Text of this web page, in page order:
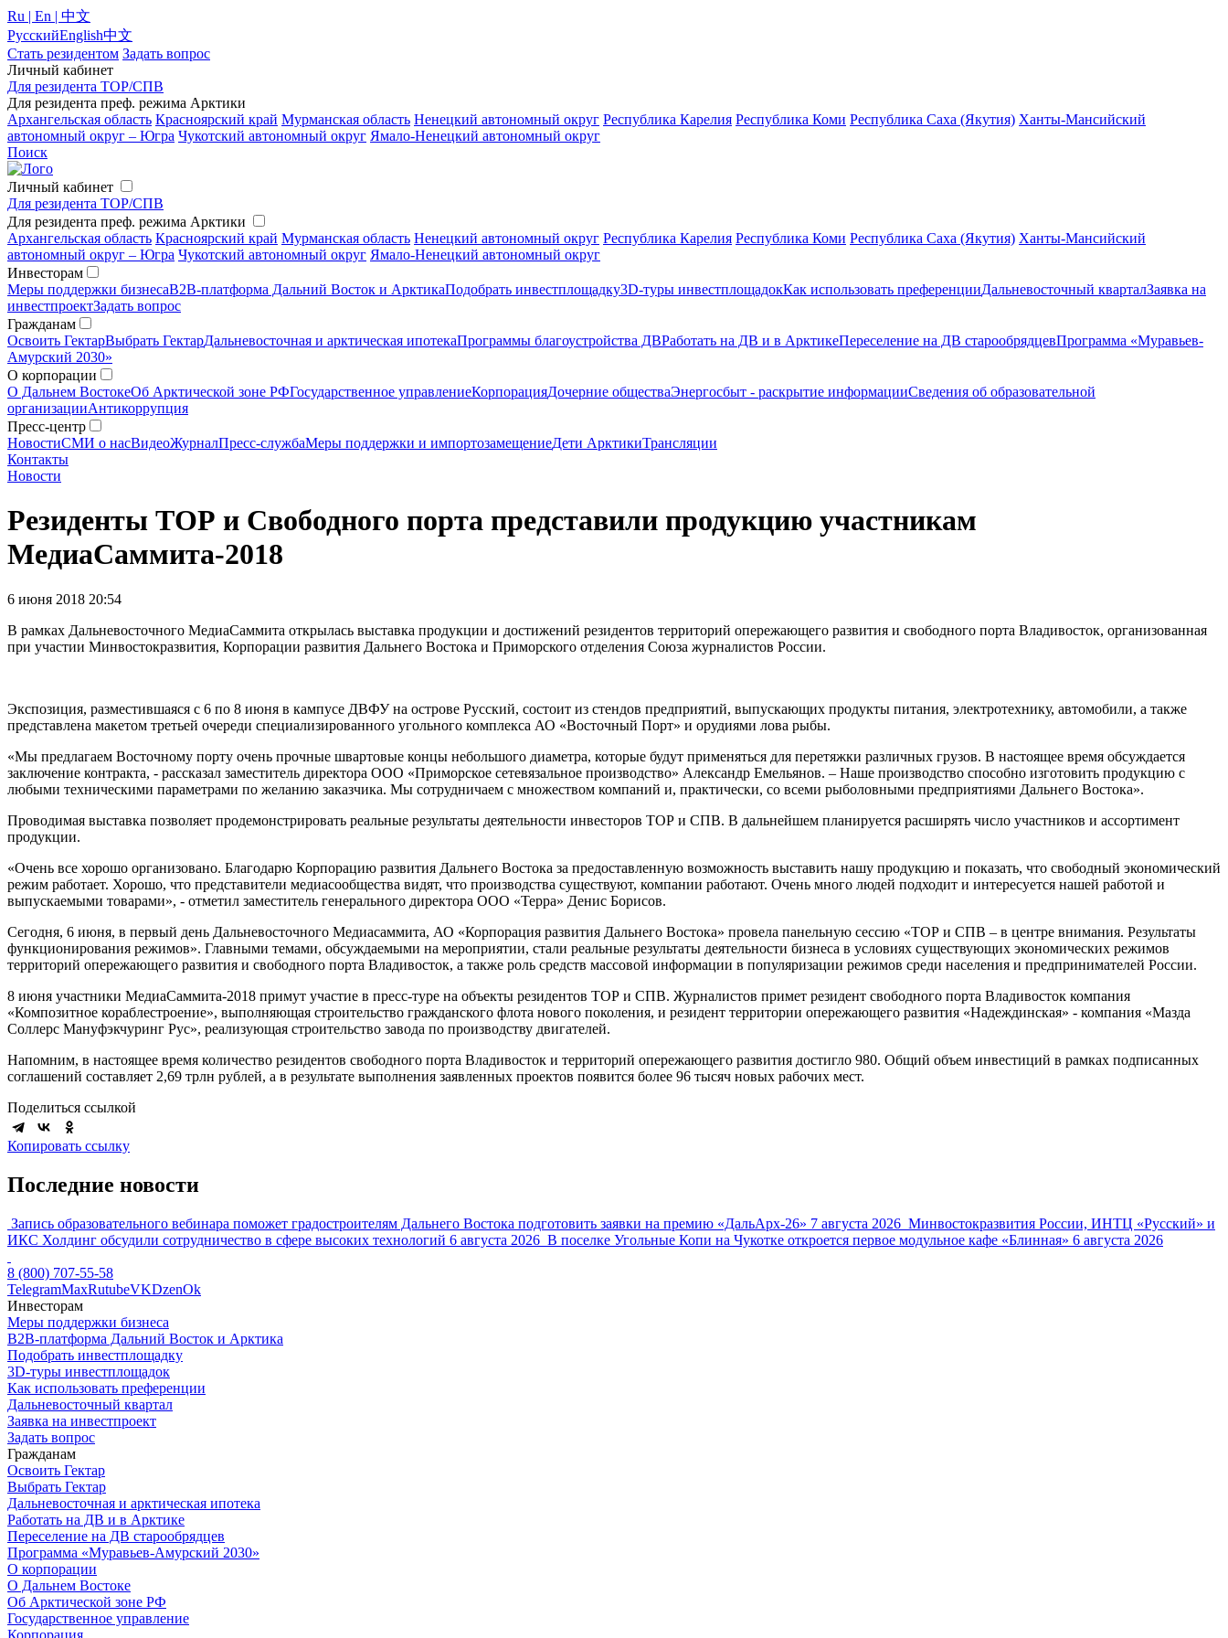
Ru | En | 中文
РусскийEnglish中文
Стать резидентом Задать вопрос
Личный кабинет
Для резидента ТОР/СПВ
Для резидента преф. режима Арктики
Архангельская область Красноярский край Мурманская область Ненецкий автономный округ Республика Карелия Республика Коми Республика Саха (Якутия) Ханты-Мансийский
автономный округ – Югра Чукотский автономный округ Ямало-Ненецкий автономный округ
Поиск
Личный кабинет
Для резидента ТОР/СПВ
Для резидента преф. режима Арктики
Архангельская область Красноярский край Мурманская область Ненецкий автономный округ Республика Карелия Республика Коми Республика Саха (Якутия) Ханты-Мансийский
автономный округ – Югра Чукотский автономный округ Ямало-Ненецкий автономный округ
Инвесторам
Меры поддержки бизнесаB2B-платформа Дальний Восток и АрктикаПодобрать инвестплощадку3D-туры инвестплощадокКак использовать преференцииДальневосточный кварталЗаявка на
инвестпроектЗадать вопрос
Гражданам
Освоить ГектарВыбрать ГектарДальневосточная и арктическая ипотекаПрограммы благоустройства ДВРаботать на ДВ и в АрктикеПереселение на ДВ старообрядцевПрограмма «Муравьев-
Амурский 2030»
О корпорации
О Дальнем ВостокеОб Арктической зоне РФГосударственное управлениеКорпорацияДочерние обществаЭнергосбыт - раскрытие информацииСведения об образовательной
организацииАнтикоррупция
Пресс-центр
НовостиСМИ о насВидеоЖурналПресс-службаМеры поддержки и импортозамещениеДети АрктикиТрансляции
Контакты
Новости
Резиденты ТОР и Свободного порта представили продукцию участникам
МедиаСаммита-2018
6 июня 2018 20:54
В рамках Дальневосточного МедиаСаммита открылась выставка продукции и достижений резидентов территорий опережающего развития и свободного порта Владивосток, организованная
при участии Минвостокразвития, Корпорации развития Дальнего Востока и Приморского отделения Союза журналистов России.
Экспозиция, разместившаяся с 6 по 8 июня в кампусе ДВФУ на острове Русский, состоит из стендов предприятий, выпускающих продукты питания, электротехнику, автомобили, а также
представлена макетом третьей очереди специализированного угольного комплекса АО «Восточный Порт» и орудиями лова рыбы.
«Мы предлагаем Восточному порту очень прочные швартовые концы небольшого диаметра, которые будут применяться для перетяжки различных грузов. В настоящее время обсуждается
заключение контракта, - рассказал заместитель директора ООО «Приморское сетевязальное производство» Александр Емельянов. – Наше производство способно изготовить продукцию с
любыми техническими параметрами по желанию заказчика. Мы сотрудничаем с множеством компаний и, практически, со всеми рыболовными предприятиями Дальнего Востока».
Проводимая выставка позволяет продемонстрировать реальные результаты деятельности инвесторов ТОР и СПВ. В дальнейшем планируется расширять число участников и ассортимент
продукции.
«Очень все хорошо организовано. Благодарю Корпорацию развития Дальнего Востока за предоставленную возможность выставить нашу продукцию и показать, что свободный экономический
режим работает. Хорошо, что представители медиасообщества видят, что производства существуют, компании работают. Очень много людей подходит и интересуется нашей работой и
выпускаемыми товарами», - отметил заместитель генерального директора ООО «Терра» Денис Борисов.
Сегодня, 6 июня, в первый день Дальневосточного Медиасаммита, АО «Корпорация развития Дальнего Востока» провела панельную сессию «ТОР и СПВ – в центре внимания. Результаты
функционирования режимов». Главными темами, обсуждаемыми на мероприятии, стали реальные результаты деятельности бизнеса в условиях существующих экономических режимов
территорий опережающего развития и свободного порта Владивосток, а также роль средств массовой информации в популяризации режимов среди населения и предпринимателей России.
8 июня участники МедиаСаммита-2018 примут участие в пресс-туре на объекты резидентов ТОР и СПВ. Журналистов примет резидент свободного порта Владивосток компания
«Композитное кораблестроение», выполняющая строительство гражданского флота нового поколения, и резидент территории опережающего развития «Надеждинская» - компания «Мазда
Соллерс Мануфэкчуринг Рус», реализующая строительство завода по производству двигателей.
Напомним, в настоящее время количество резидентов свободного порта Владивосток и территорий опережающего развития достигло 980. Общий объем инвестиций в рамках подписанных
соглашений составляет 2,69 трлн рублей, а в результате выполнения заявленных проектов появится более 96 тысяч новых рабочих мест.
Поделиться ссылкой
Копировать ссылку
Последние новости
Запись образовательного вебинара поможет градостроителям Дальнего Востока подготовить заявки на премию «ДальАрх-26» 7 августа 2026 Минвостокразвития России, ИНТЦ «Русский» и
ИКС Холдинг обсудили сотрудничество в сфере высоких технологий 6 августа 2026 В поселке Угольные Копи на Чукотке откроется первое модульное кафе «Блинная» 6 августа 2026
8 (800) 707-55-58
TelegramMaxRutubeVKDzenOk
Инвесторам
Меры поддержки бизнеса
B2B-платформа Дальний Восток и Арктика
Подобрать инвестплощадку
3D-туры инвестплощадок
Как использовать преференции
Дальневосточный квартал
Заявка на инвестпроект
Задать вопрос
Гражданам
Освоить Гектар
Выбрать Гектар
Дальневосточная и арктическая ипотека
Работать на ДВ и в Арктике
Переселение на ДВ старообрядцев
Программа «Муравьев-Амурский 2030»
О корпорации
О Дальнем Востоке
Об Арктической зоне РФ
Государственное управление
Корпорация